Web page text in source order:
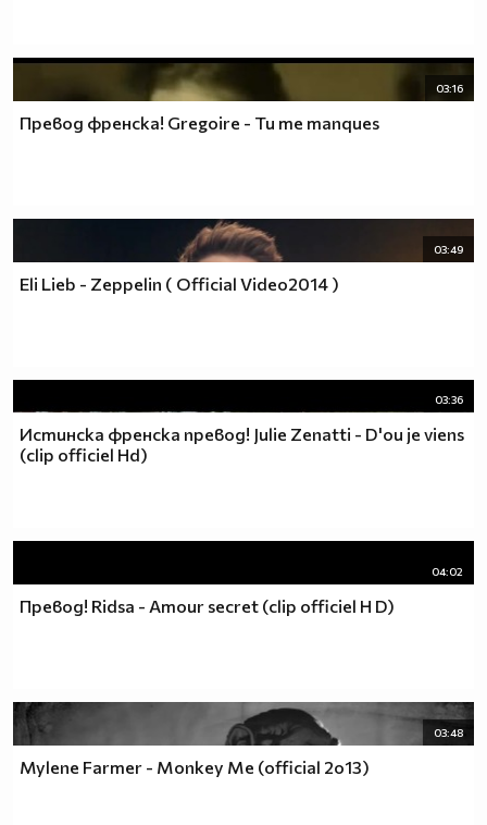
03:16
Превод френска! Gregoire - Tu me manques
03:49
Eli Lieb - Zeppelin ( Official Video2014 )
03:36
Истинска френска превод! Julie Zenatti - D'ou je viens
(clip officiel Hd)
04:02
Превод! Ridsa - Amour secret (clip officiel H D)
03:48
Mylene Farmer - Monkey Me (official 2o13)